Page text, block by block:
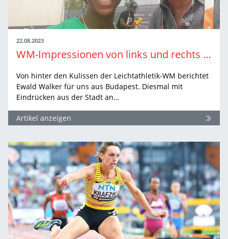
22.08.2023
WM-Impressionen von links und rechts der Donau
Von hinter den Kulissen der Leichtathletik-WM berichtet
Ewald Walker für uns aus Budapest. Diesmal mit
Eindrücken aus der Stadt an…
Artikel anzeigen